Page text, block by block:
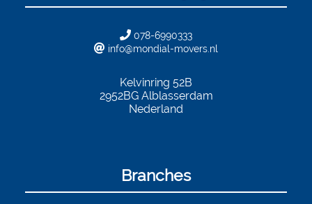
078-6990333
info@mondial-movers.nl
Kelvinring 52B
2952BGAlblasserdam
Nederland
Branches